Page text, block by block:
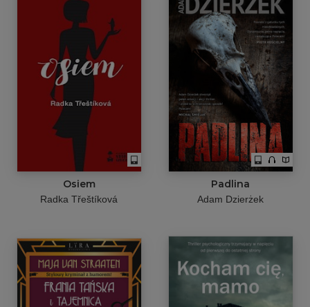
Osiem
Radka Třeštíková
Padlina
Adam Dzierżek